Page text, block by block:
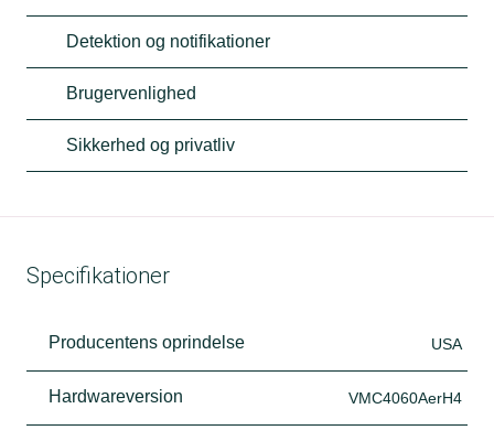
Detektion og notifikationer
Brugervenlighed
Sikkerhed og privatliv
Specifikationer
Producentens oprindelse USA
Hardwareversion VMC4060AerH4